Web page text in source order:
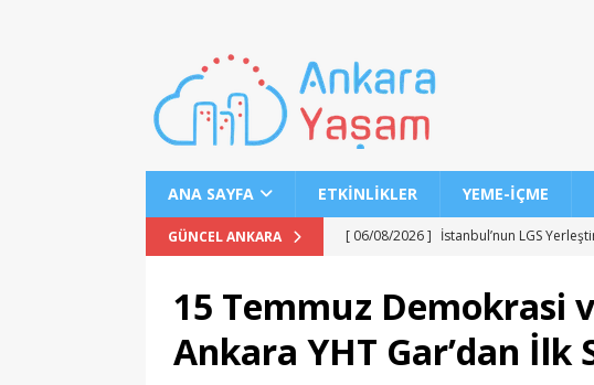
ANA SAYFA ETKINLIKLER YEME-İÇME
GÜNCEL ANKARA [ 06/08/2026 ] İstanbul’nun LGS
[ 06/08/2026 ] 2026-2027 Uyum
EĞITIM
15 Temmuz Demokrasi
Ankara YHT Gar’dan İlk